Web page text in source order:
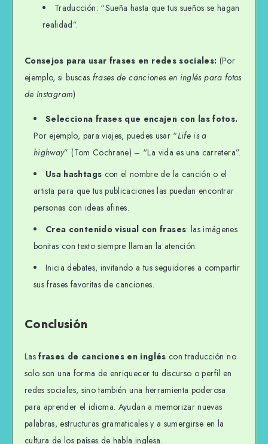
Traducción: “Sueña hasta que tus sueños se hagan
realidad”.
Consejos para usar frases en redes sociales: (Por
ejemplo, si buscas frases de canciones en inglés para fotos
de Instagram)
Selecciona frases que encajen con las fotos.
Por ejemplo, para viajes, puedes usar “Life is a
highway” (Tom Cochrane) – “La vida es una carretera”.
Usa hashtags con el nombre de la canción o el
artista para que tus publicaciones las puedan encontrar
personas con ideas afines.
Crea contenido visual con frases: las imágenes
bonitas con texto siempre llaman la atención.
Inicia debates, invitando a tus seguidores a compartir
sus frases favoritas de canciones.
Conclusión
Lasfrases de canciones en inglés con traducción no
solo son una forma de enriquecer tu discurso o perfil en
redes sociales, sino también una herramienta poderosa
para aprender el idioma. Ayudan a memorizar nuevas
palabras, estructuras gramaticales y a sumergirse en la
cultura de los países de habla inglesa.